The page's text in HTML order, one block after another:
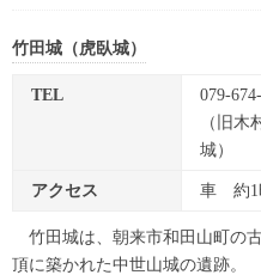
竹田城（虎臥城）
TEL
079-
（旧
城）
アクセス 車 約1
竹田城は、朝来市和田山町の
頂に築かれた中世山城の遺跡。